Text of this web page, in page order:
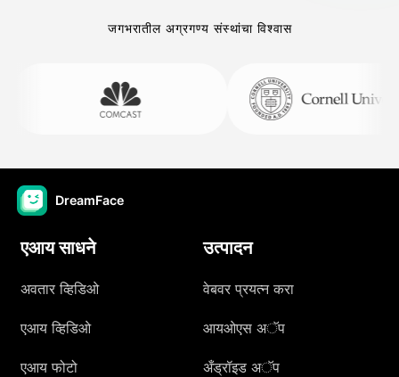
जगभरातील अग्रगण्य संस्थांचा विश्वास
DreamFace
एआय साधने
अवतार व्हिडिओ
एआय व्हिडिओ
एआय फोटो
उत्पादन
वेबवर प्रयत्न करा
आयओएस अॅप
अँड्रॉइड अॅप